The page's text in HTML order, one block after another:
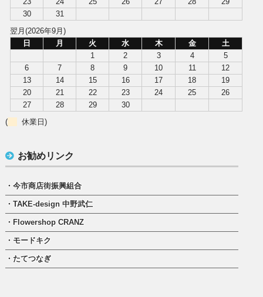
30
31
翌月(2026年9月)
日
月 火 水 木 金
土
1
2 3 4
5
6
7 8 9 10 11
12
13
14 15 16 17 18
19
20
21 22 23 24 25
26
27
28 29
30
(
休業日)
お勧めリンク
・今市商店街振興組合
・TAKE-design 中野武仁
・Flowershop CRANZ
・モードキク
・たてつなぎ